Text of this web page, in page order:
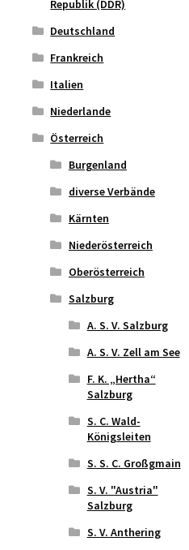
Republik (DDR)
Deutschland
Frankreich
Italien
Niederlande
Österreich
Burgenland
diverse Verbände
Kärnten
Niederösterreich
Oberösterreich
Salzburg
A. S. V. Salzburg
A. S. V. Zell am See
F. K. „Hertha“
Salzburg
S. C. Wald-
Königsleiten
S. S. C. Großgmain
S. V. "Austria"
Salzburg
S. V. Anthering